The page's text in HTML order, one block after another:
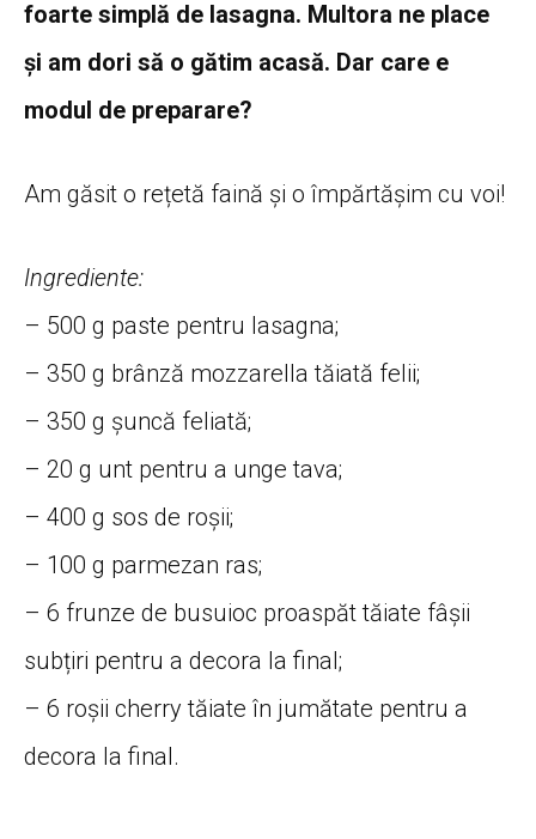
foarte simplă de lasagna. Multora ne place
și am dori să o gătim acasă. Dar care e
modul de preparare?
Am găsit o rețetă faină și o împărtășim cu voi!
Ingrediente:
– 500 g paste pentru lasagna;
– 350 g brânză mozzarella tăiată felii;
– 350 g șuncă feliată;
– 20 g unt pentru a unge tava;
– 400 g sos de roșii;
– 100 g parmezan ras;
– 6 frunze de busuioc proaspăt tăiate fâșii
subțiri pentru a decora la final;
– 6 roșii cherry tăiate în jumătate pentru a
decora la final.